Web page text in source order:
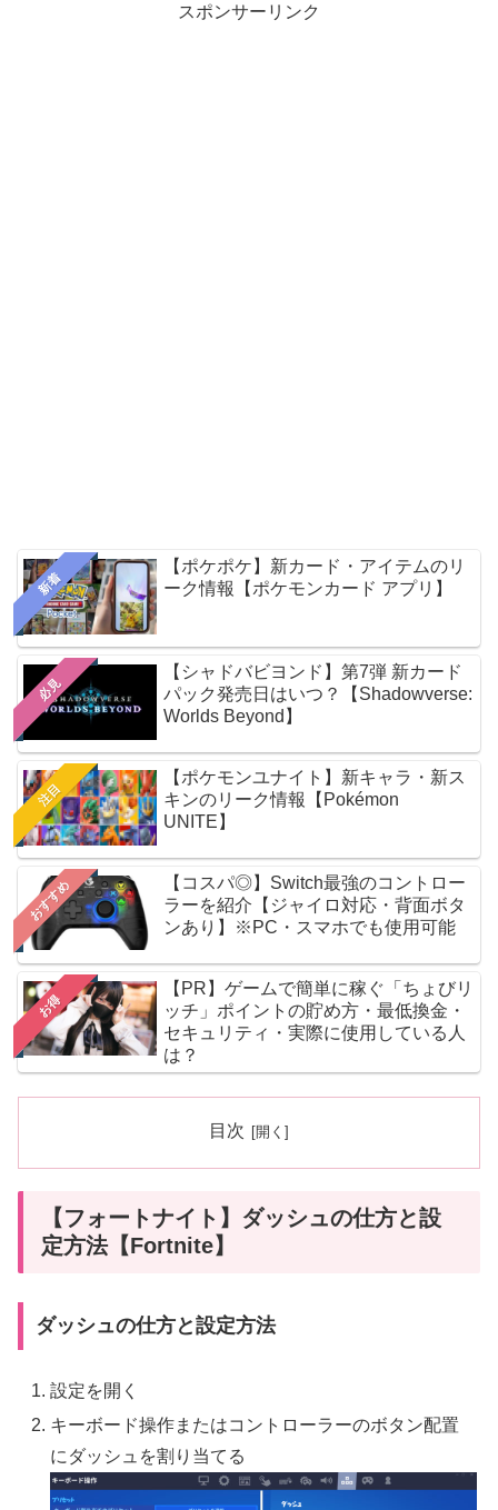
スポンサーリンク
新着
【ポケポケ】新カード・アイテムのリ
ーク情報【ポケモンカード アプリ】
必見
【シャドバビヨンド】第7弾 新カード
パック発売日はいつ？【Shadowverse:
Worlds Beyond】
注目
【ポケモンユナイト】新キャラ・新ス
キンのリーク情報【Pokémon
UNITE】
おすすめ
【コスパ◎】Switch最強のコントロー
ラーを紹介【ジャイロ対応・背面ボタ
ンあり】※PC・スマホでも使用可能
お得
【PR】ゲームで簡単に稼ぐ「ちょびリ
ッチ」ポイントの貯め方・最低換金・
セキュリティ・実際に使用している人
は？
目次
【フォートナイト】ダッシュの仕方と設
定方法【Fortnite】
ダッシュの仕方と設定方法
設定を開く
キーボード操作またはコントローラーのボタン配置
にダッシュを割り当てる